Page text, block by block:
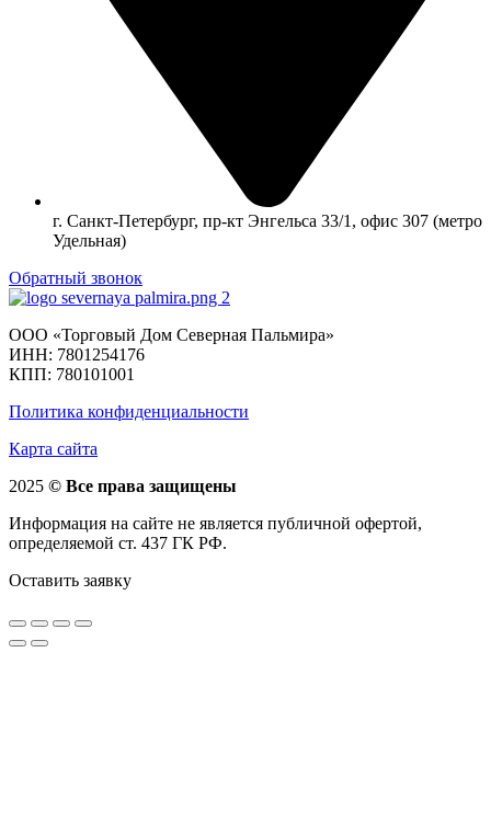
г. Санкт-Петербург, пр-кт Энгельса 33/1, офис 307 (метро
Удельная)
Обратный звонок
ООО «Торговый Дом Северная Пальмира»
ИНН: 7801254176
КПП: 780101001
Политика конфиденциальности
Карта сайта
2025 © Все права защищены
Информация на сайте не является публичной офертой,
определяемой ст. 437 ГК РФ.
Оставить заявку